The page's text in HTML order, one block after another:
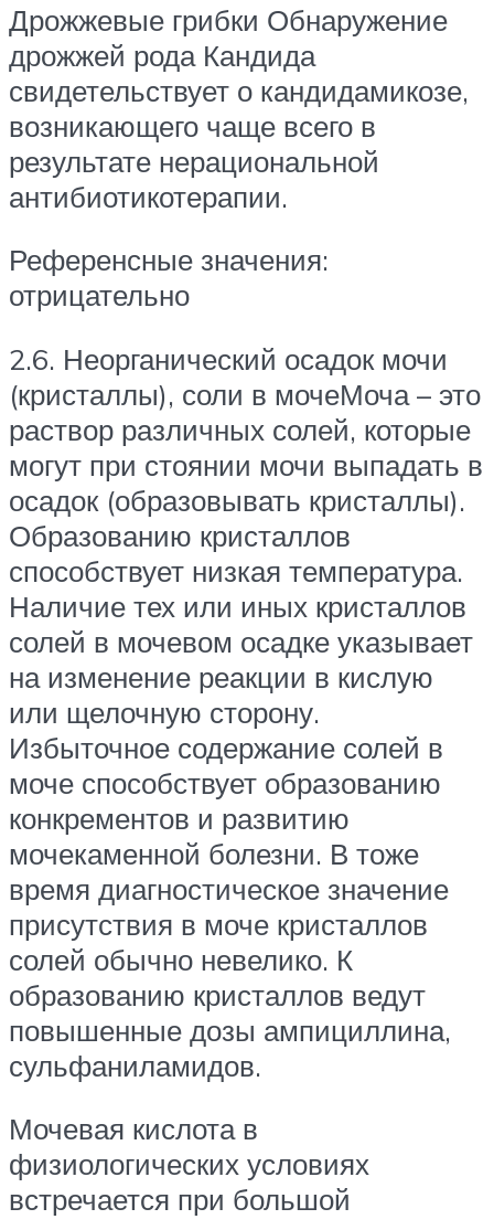
Дрожжевые грибки Обнаружение
дрожжей рода Кандида
свидетельствует о кандидамикозе,
возникающего чаще всего в
результате нерациональной
антибиотикотерапии.
Референсные значения:
отрицательно
2.6. Неорганический осадок мочи
(кристаллы), соли в мочеМоча – это
раствор различных солей, которые
могут при стоянии мочи выпадать в
осадок (образовывать кристаллы).
Образованию кристаллов
способствует низкая температура.
Наличие тех или иных кристаллов
солей в мочевом осадке указывает
на изменение реакции в кислую
или щелочную сторону.
Избыточное содержание солей в
моче способствует образованию
конкрементов и развитию
мочекаменной болезни. В тоже
время диагностическое значение
присутствия в моче кристаллов
солей обычно невелико. К
образованию кристаллов ведут
повышенные дозы ампициллина,
сульфаниламидов.
Мочевая кислота в
физиологических условиях
встречается при большой